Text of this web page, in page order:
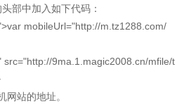
部中加入如下代码：
mobileUrl="http://m.tz1288.com/
9ma.1.magic2008.cn/mfile/t
站的地址。